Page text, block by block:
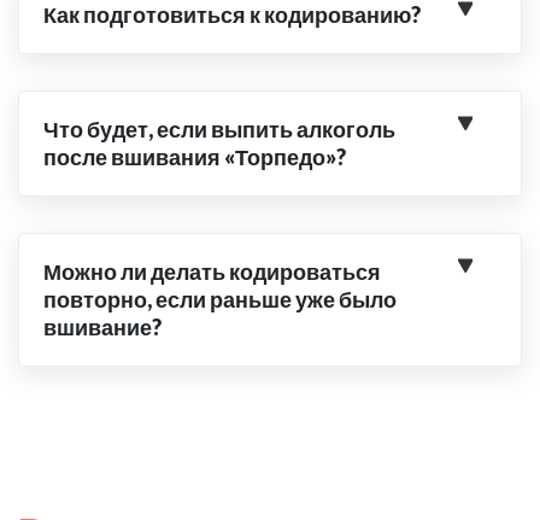
Как подготовиться к кодированию?
Что будет, если выпить алкоголь
после вшивания «Торпедо»?
Можно ли делать кодироваться
повторно, если раньше уже было
вшивание?